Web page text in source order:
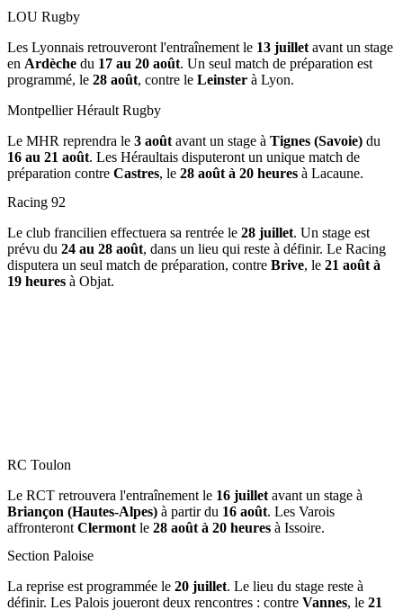
LOU Rugby
Les Lyonnais retrouveront l'entraînement le 13 juillet avant un stage
en Ardèche du 17 au 20 août. Un seul match de préparation est
programmé, le 28 août, contre le Leinster à Lyon.
Montpellier Hérault Rugby
Le MHR reprendra le 3 août avant un stage à Tignes (Savoie) du
16 au 21 août. Les Héraultais disputeront un unique match de
préparation contre Castres, le 28 août à 20 heures à Lacaune.
Racing 92
Le club francilien effectuera sa rentrée le 28 juillet. Un stage est
prévu du 24 au 28 août, dans un lieu qui reste à définir. Le Racing
disputera un seul match de préparation, contre Brive, le 21 août à
19 heures à Objat.
RC Toulon
Le RCT retrouvera l'entraînement le 16 juillet avant un stage à
Briançon (Hautes-Alpes) à partir du 16 août. Les Varois
affronteront Clermont le 28 août à 20 heures à Issoire.
Section Paloise
La reprise est programmée le 20 juillet. Le lieu du stage reste à
définir. Les Palois joueront deux rencontres : contre Vannes, le 21